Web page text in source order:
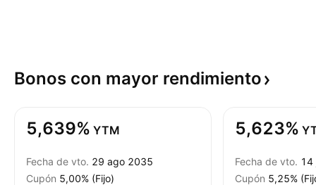
Bonos con mayor rendimiento
5,639% YTM
Fecha de vto. 29 ago 2035
Cupón 5,00% (Fijo)
5,623%
Fecha de vto. 14
Cupón 5,25%